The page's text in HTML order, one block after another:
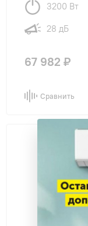
3200 Вт
28 дБ
67 982 ₽
Сравнить